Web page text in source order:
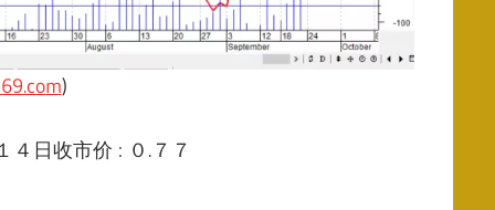
)
４日收市价 : ０.７７